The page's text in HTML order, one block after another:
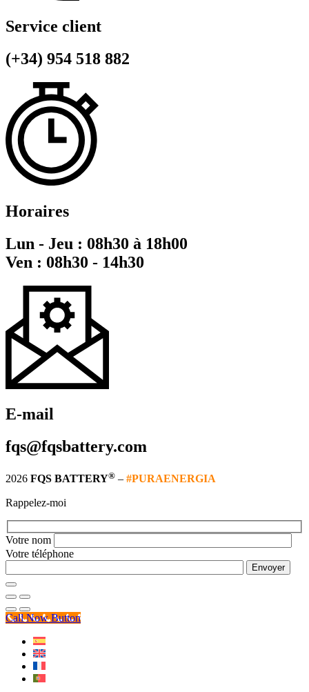
Service client
(+34) 954 518 882
Horaires
Lun - Jeu : 08h30 à 18h00
Ven : 08h30 - 14h30
E-mail
fqs@fqsbattery.com
2026 FQS BATTERY® – #PURAENERGIA
Rappelez-moi
Votre nom
Votre téléphone
Call Now Button